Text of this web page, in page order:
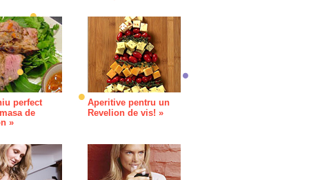
perfect
de
»
Aperitive pentru un
Revelion de vis! »